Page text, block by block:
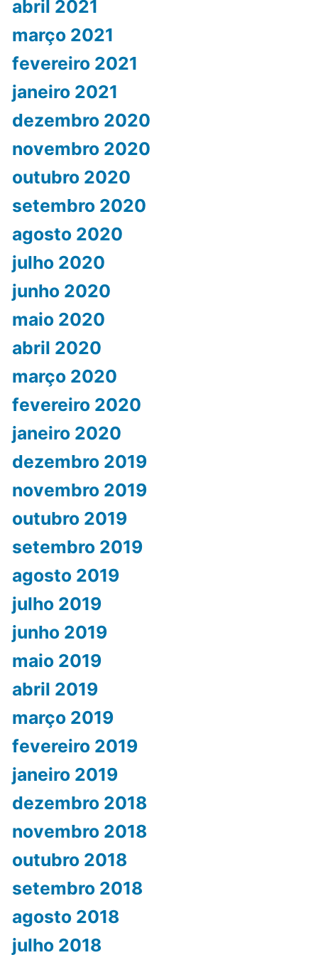
abril 2021
março 2021
fevereiro 2021
janeiro 2021
dezembro 2020
novembro 2020
outubro 2020
setembro 2020
agosto 2020
julho 2020
junho 2020
maio 2020
abril 2020
março 2020
fevereiro 2020
janeiro 2020
dezembro 2019
novembro 2019
outubro 2019
setembro 2019
agosto 2019
julho 2019
junho 2019
maio 2019
abril 2019
março 2019
fevereiro 2019
janeiro 2019
dezembro 2018
novembro 2018
outubro 2018
setembro 2018
agosto 2018
julho 2018